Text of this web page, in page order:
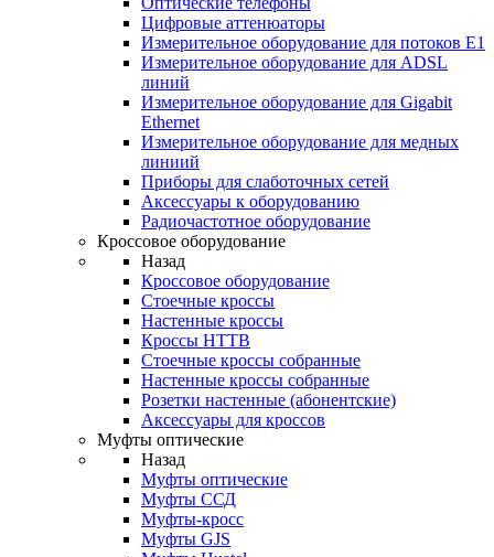
Цифровые аттенюаторы
Измерительное оборудование для потоков Е1
Измерительное оборудование для ADSL
линий
Измерительное оборудование для Gigabit
Ethernet
Измерительное оборудование для медных
линиий
Приборы для слаботочных сетей
Аксессуары к оборудованию
Радиочастотное оборудование
Кроссовое оборудование
Назад
Кроссовое оборудование
Стоечные кроссы
Настенные кроссы
Кроссы HTTB
Стоечные кроссы собранные
Настенные кроссы собранные
Розетки настенные (абонентские)
Аксессуары для кроссов
Муфты оптические
Назад
Муфты оптические
Муфты ССД
Муфты-кросс
Муфты GJS